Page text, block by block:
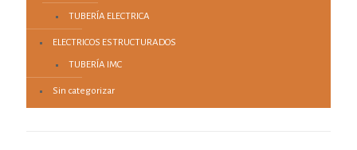
TUBERÍA ELECTRICA
ELECTRICOS ESTRUCTURADOS
TUBERÍA IMC
Sin categorizar